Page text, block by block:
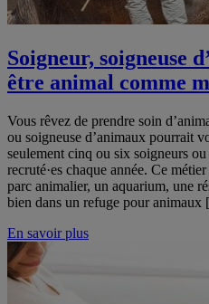
Soigneur, soigneuse
être animal comme
Vous rêvez de prendre soin
ou soigneuse d’animaux pourrait
seulement cinq ou six soigneurs
recruté·es chaque année. Ce
parc animalier, un aquarium, une
bien dans un refuge pour
En savoir plus